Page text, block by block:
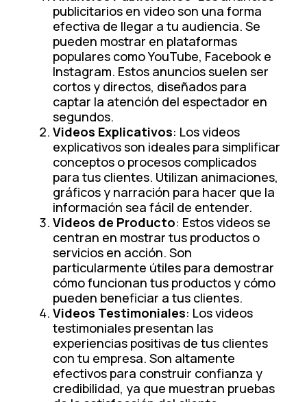
publicitarios en video son una forma
efectiva de llegar a tu audiencia. Se
pueden mostrar en plataformas
populares como YouTube, Facebook e
Instagram. Estos anuncios suelen ser
cortos y directos, diseñados para
captar la atención del espectador en
segundos.
Videos Explicativos: Los videos
explicativos son ideales para simplificar
conceptos o procesos complicados
para tus clientes. Utilizan animaciones,
gráficos y narración para hacer que la
información sea fácil de entender.
Videos de Producto: Estos videos se
centran en mostrar tus productos o
servicios en acción. Son
particularmente útiles para demostrar
cómo funcionan tus productos y cómo
pueden beneficiar a tus clientes.
Videos Testimoniales: Los videos
testimoniales presentan las
experiencias positivas de tus clientes
con tu empresa. Son altamente
efectivos para construir confianza y
credibilidad, ya que muestran pruebas